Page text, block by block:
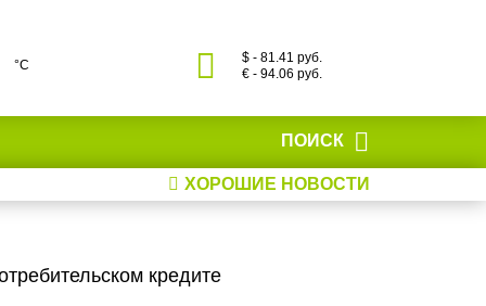
°С
$ - 81.41 руб.
€ - 94.06 руб.
ПОИСК
ХОРОШИЕ НОВОСТИ
кредите